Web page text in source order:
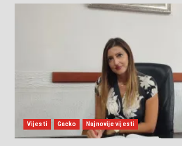
Vijesti Gacko Najnovije vijesti